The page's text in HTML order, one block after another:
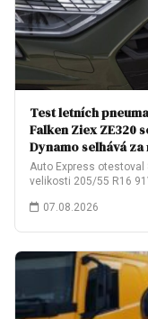
Test letních
Falken Ziex ZE320
Dynamo selhává
Auto Express otestoval
velikosti 205/55 R16
07.08.2026